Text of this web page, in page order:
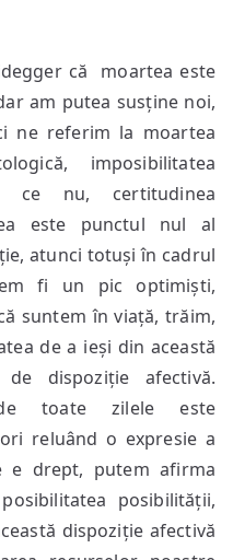
că moartea este
am putea susține noi,
ne referim la moartea
imposibilitatea
nu, certitudinea
este punctul nul al
atunci totuși în cadrul
fi un pic optimiști,
suntem în viață, trăim,
de a ieși din această
dispoziție afectivă.
toate zilele este
reluând o expresie a
e drept, putem afirma
posibilității,
dispoziție afectivă